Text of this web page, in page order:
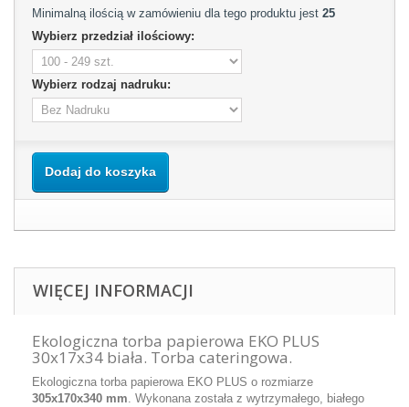
Minimalną ilością w zamówieniu dla tego produktu jest 25
Wybierz przedział ilościowy:
Wybierz rodzaj nadruku:
Dodaj do koszyka
WIĘCEJ INFORMACJI
Ekologiczna torba papierowa EKO PLUS
30x17x34 biała. Torba cateringowa.
Ekologiczna torba papierowa EKO PLUS o rozmiarze
305x170x340 mm. Wykonana została z wytrzymałego, białego